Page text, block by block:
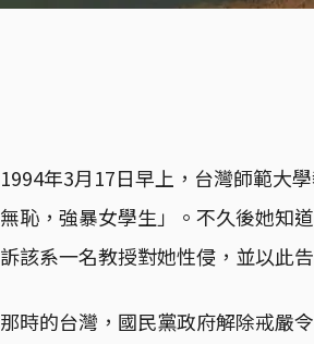
1994年3月17日早上，台灣師範大
無恥，強暴女學生」。不久後她知
訴該系一名教授對她性侵，並以此
那時的台灣，國民黨政府解除戒嚴